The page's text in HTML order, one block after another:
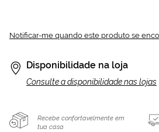
Notificar-me quando este produto se
Disponibilidade na loja
Consulte a disponibilidade nas lojas
Recebe confortavelmente em
tua casa